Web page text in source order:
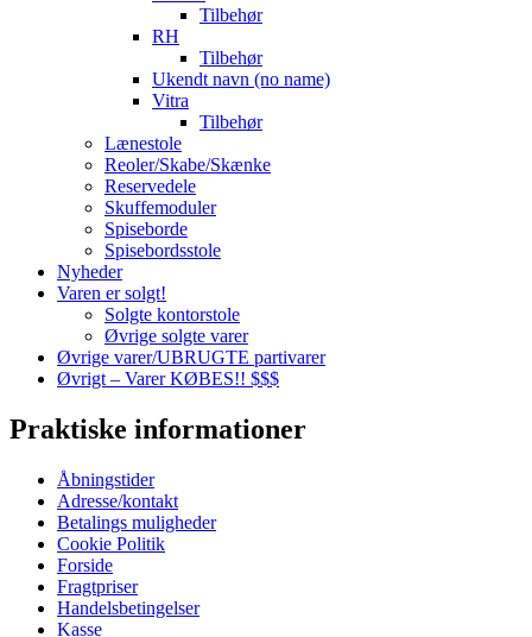
Tilbehør
RH
Tilbehør
Ukendt navn (no name)
Vitra
Tilbehør
Lænestole
Reoler/Skabe/Skænke
Reservedele
Skuffemoduler
Spiseborde
Spisebordsstole
Nyheder
Varen er solgt!
Solgte kontorstole
Øvrige solgte varer
Øvrige varer/UBRUGTE partivarer
Øvrigt – Varer KØBES!! $$$
Praktiske informationer
Åbningstider
Adresse/kontakt
Betalings muligheder
Cookie Politik
Forside
Fragtpriser
Handelsbetingelser
Kasse